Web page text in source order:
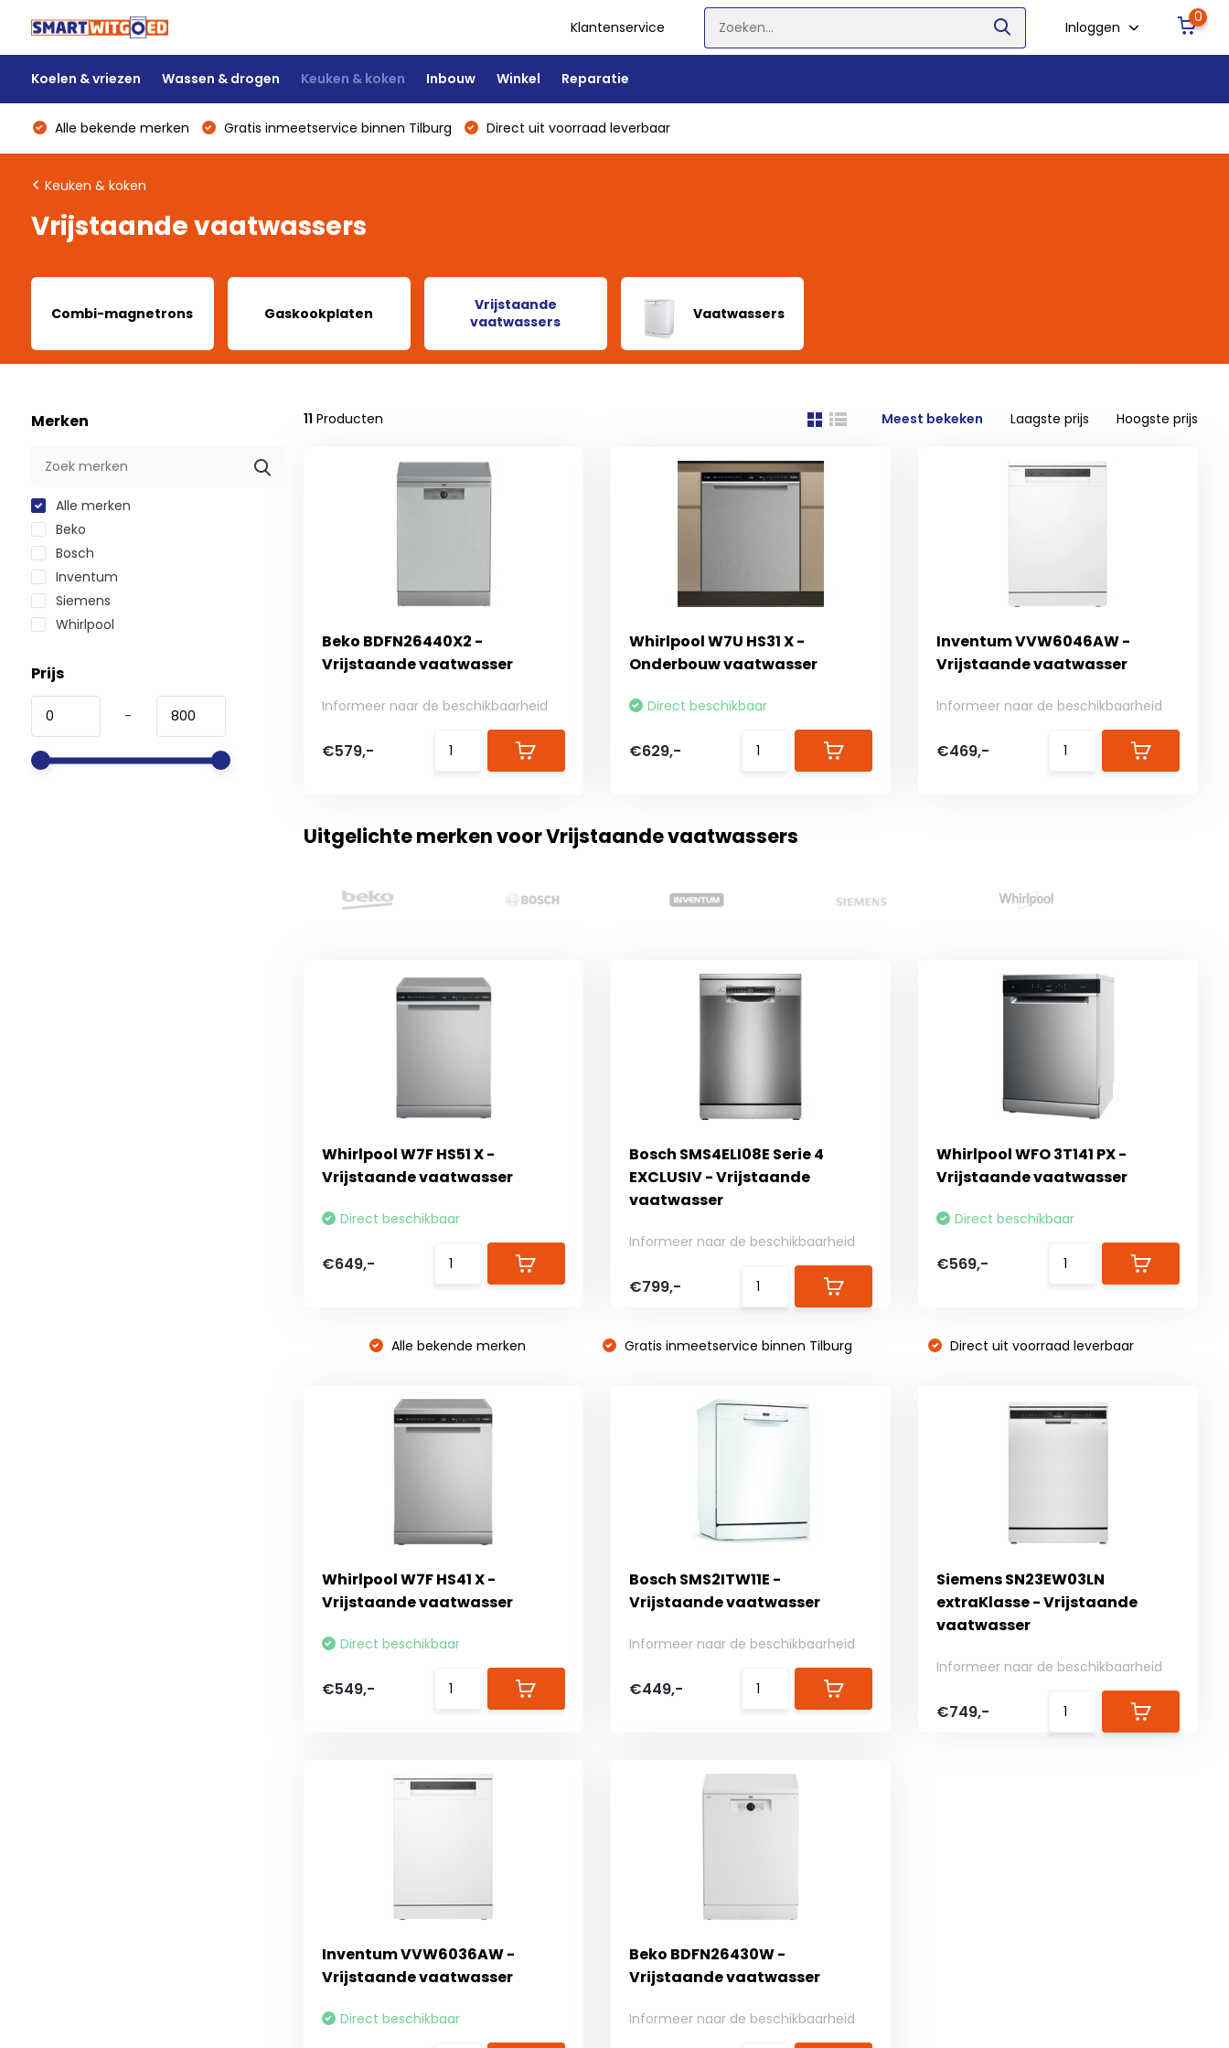
Klantenservice Inloggen
0
Koelen & vriezen Wassen & drogen Keuken & koken Inbouw Winkel Reparatie
Alle bekende merken Gratis inmeetservice binnen Tilburg Direct uit voorraad leverbaar
Keuken & koken
Vrijstaande vaatwassers
Combi-magnetrons Gaskookplaten
Vrijstaande
vaatwassers
Vaatwassers
Merken
Alle merken
Beko
Bosch
Inventum
Siemens
Whirlpool
Prijs
-
11 Producten Meest bekeken Laagste prijs Hoogste prijs
Beko BDFN26440X2 -
Vrijstaande vaatwasser
Informeer naar de beschikbaarheid
€579,-
Whirlpool W7U HS31 X -
Onderbouw vaatwasser
Direct beschikbaar
€629,-
Inventum VVW6046AW -
Vrijstaande vaatwasser
Informeer naar de beschikbaarheid
€469,-
Uitgelichte merken voor Vrijstaande vaatwassers
Whirlpool W7F HS51 X -
Vrijstaande vaatwasser
Direct beschikbaar
€649,-
Bosch SMS4ELI08E Serie 4
EXCLUSIV - Vrijstaande
vaatwasser
Informeer naar de beschikbaarheid
€799,-
Whirlpool WFO 3T141 PX -
Vrijstaande vaatwasser
Direct beschikbaar
€569,-
Alle bekende merken Gratis inmeetservice binnen Tilburg Direct uit voorraad leverbaar
Whirlpool W7F HS41 X -
Vrijstaande vaatwasser
Direct beschikbaar
€549,-
Bosch SMS2ITW11E -
Vrijstaande vaatwasser
Informeer naar de beschikbaarheid
€449,-
Siemens SN23EW03LN
extraKlasse - Vrijstaande
vaatwasser
Informeer naar de beschikbaarheid
€749,-
Inventum VVW6036AW -
Vrijstaande vaatwasser
Direct beschikbaar
Beko BDFN26430W -
Vrijstaande vaatwasser
Informeer naar de beschikbaarheid